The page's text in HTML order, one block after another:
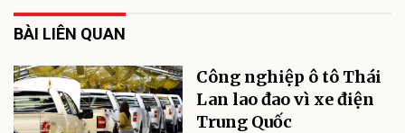
BÀI LIÊN QUAN
Công nghiệp ô tô Thái
Lan lao đao vì xe điện
Trung Quốc